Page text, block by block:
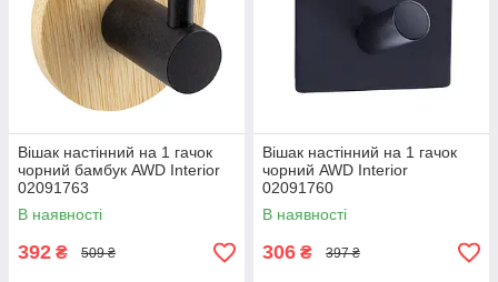
Вішак настінний на 1 гачок
чорний бамбук AWD Interior
02091763
В наявності
392 ₴ 509 ₴
Вішак настінний на 1 гачок
чорний AWD Interior
02091760
В наявності
306 ₴ 397 ₴